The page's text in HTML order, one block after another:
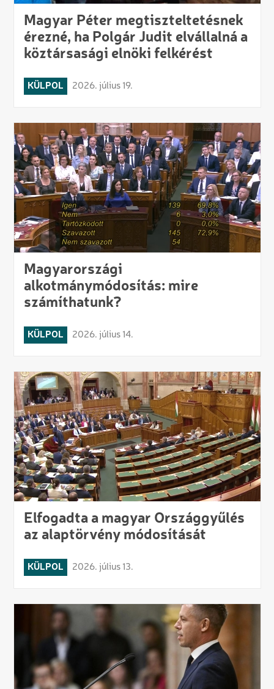
Magyar Péter megtiszteltetésnek
érezné, ha Polgár Judit elvállalná a
köztársasági elnöki felkérést
KÜLPOL 2026. július 19.
Magyarországi
alkotmánymódosítás: mire
számíthatunk?
KÜLPOL 2026. július 14.
Elfogadta a magyar Országgyűlés
az alaptörvény módosítását
KÜLPOL 2026. július 13.